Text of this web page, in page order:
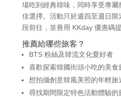
場吃到經典韓味，同時享受專
佳選擇。活動只於週四至週日
段前往，並善用 KKday 優惠碼
推薦給哪些旅客？
BTS 粉絲及韓流文化愛好者
喜歡探索韓國街頭小吃的美食
想拍攝創意韓風美照的年輕旅
尋找期間限定特色活動體驗的